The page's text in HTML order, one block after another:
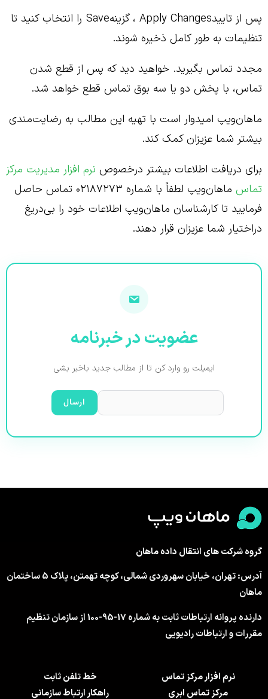
پس از تاییدApply Changes ، گزینهSave را انتخاب کنید تا
تنظیمات به طور کامل ذخیره شوند.
مجدد تماس بگیرید. خواهید دید که پس از قطع شدن
تماس، با پخش دو یا سه بوق تماس قطع خواهد شد.
ماهان‌ویپ امیدوار است با تهیه این مطالب به رضایت‌مندی
بیشتر شما عزیزان کمک کند.
برای دریافت اطلاعات بیشتر درخصوص نرم افزار مدیریت مرکز
تماس
ماهان‌ویپ لطفاً با شماره ۰۲۱۸۷۲۷۳ تماس حاصل
فرمایید تا کارشناسان ماهان‌ویپ اطلاعات خود را بی‌دریغ
دراختیار شما عزیزان قرار دهند.
عضویت در خبرنامه
ایمیلت رو وارد کن تا از مطالب جدید باخبر بشی
گروه شرکت های انتقال داده ماهان
آدرس: تهران، خیابان سهروردی شمالی، کوچه تهمتن، پلاک 5 ساختمان
ماهان
دارنده پروانه ارتباطات ثابت به شماره 17-95-100 از سازمان تنظیم
مقررات و ارتباطات رادیویی
نرم افزار مرکز تماس
مرکز تماس ابری
خط تلفن ثابت
راهکار ارتباط سازمانی